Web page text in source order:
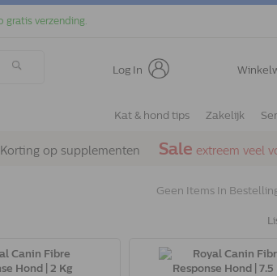
gratis verzending.
Log In
Kat & hond tips Zakelijk
Korting op supplementen Sale extreem veel
Geen Items In Bestelling